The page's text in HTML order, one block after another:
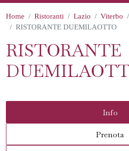
Home Ristoranti Lazio Viterbo
RISTORANTE DUEMILAOTTO
RISTORANTE
Info
Prenota